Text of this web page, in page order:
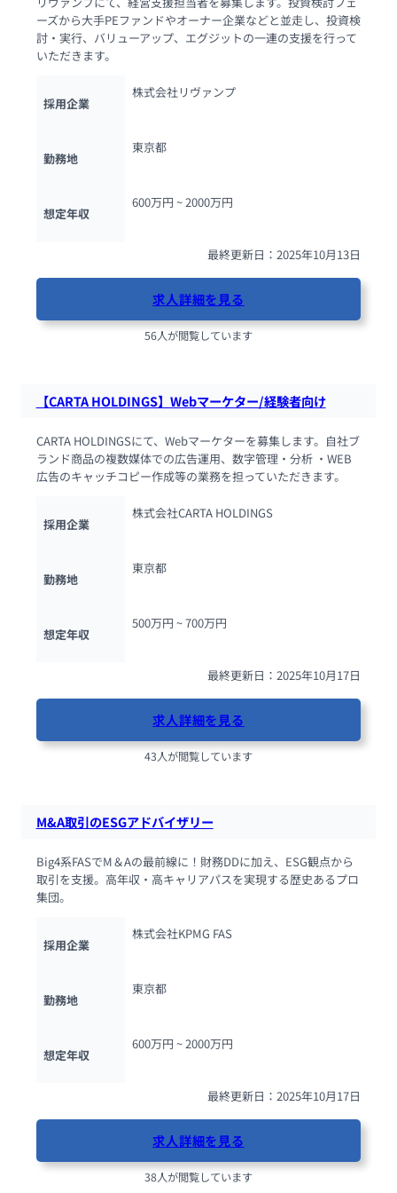
ーズから大手PEファンドやオーナー企業などと並走し、投資検
討・実行、バリューアップ、エグジットの一連の支援を行って
いただきます。
採用企業
株式会社リヴァンプ
勤務地
東京都
想定年収
600万円 ~ 2000万円
最終更新日：2025年10月13日
求人詳細を見る
56人が閲覧しています
【CARTA HOLDINGS】Webマーケター/経験者向け
CARTA HOLDINGSにて、Webマーケターを募集します。自社ブ
ランド商品の複数媒体での広告運用、数字管理・分析 ・WEB
広告のキャッチコピー作成等の業務を担っていただきます。
採用企業
株式会社CARTA HOLDINGS
勤務地
東京都
想定年収
500万円 ~ 700万円
最終更新日：2025年10月17日
求人詳細を見る
43人が閲覧しています
M&A取引のESGアドバイザリー
Big4系FASでM＆Aの最前線に！財務DDに加え、ESG観点から
取引を支援。高年収・高キャリアパスを実現する歴史あるプロ
集団。
採用企業
株式会社KPMG FAS
勤務地
東京都
想定年収
600万円 ~ 2000万円
最終更新日：2025年10月17日
求人詳細を見る
38人が閲覧しています